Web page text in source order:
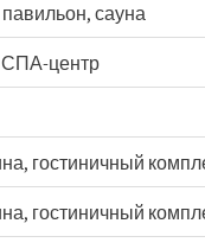
сауна
СПА-центр
гостиничный
гостиничный